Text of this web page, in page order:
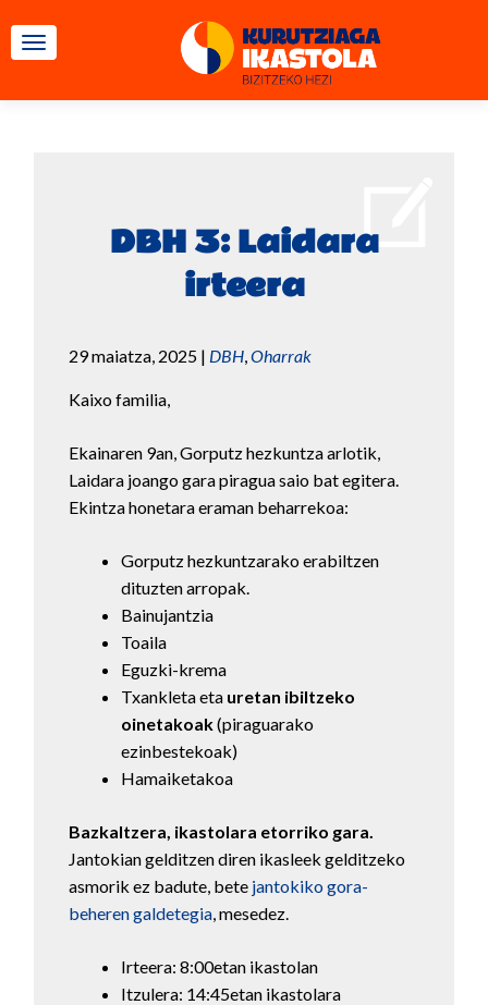
TOGGLE NAVIGATION
DBH 3: Laidara
irteera
29 maiatza, 2025 | DBH,Oharrak
Kaixo familia,
Ekainaren 9an, Gorputz hezkuntza arlotik,
Laidara joango gara piragua saio bat egitera.
Ekintza honetara eraman beharrekoa:
Gorputz hezkuntzarako erabiltzen
dituzten arropak.
Bainujantzia
Toaila
Eguzki-krema
Txankleta eta uretan ibiltzeko
oinetakoak(piraguarako
ezinbestekoak)
Hamaiketakoa
Bazkaltzera, ikastolara etorriko gara.
Jantokian gelditzen diren ikasleek gelditzeko
asmorik ez badute, bete jantokiko gora-
beheren galdetegia, mesedez.
Irteera: 8:00etan ikastolan
Itzulera: 14:45etan ikastolara